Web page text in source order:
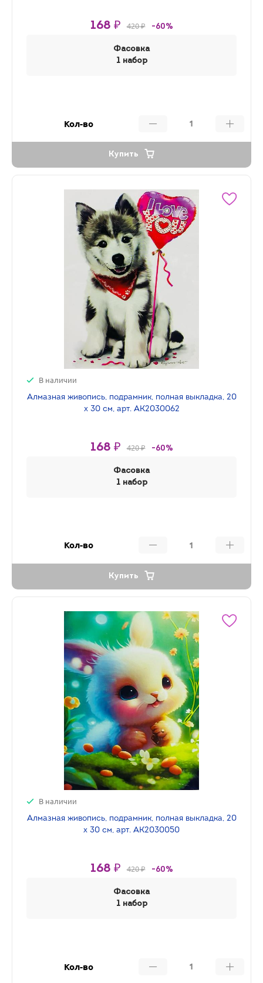
168 ₽ 420 ₽ -60%
Фасовка
1 набор
Кол-во
Купить
В наличии
Алмазная живопись, подрамник, полная выкладка, 20
х 30 см, арт. AK2030062
168 ₽ 420 ₽ -60%
Фасовка
1 набор
Кол-во
Купить
В наличии
Алмазная живопись, подрамник, полная выкладка, 20
х 30 см, арт. AK2030050
168 ₽ 420 ₽ -60%
Фасовка
1 набор
Кол-во